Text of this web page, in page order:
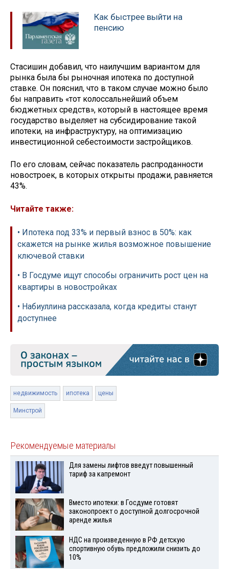
Как быстрее выйти на
пенсию
Стасишин добавил, что наилучшим вариантом для
рынка была бы рыночная ипотека по доступной
ставке. Он пояснил, что в таком случае можно было
бы направить «тот колоссальнейший объем
бюджетных средств», который в настоящее время
государство выделяет на субсидирование такой
ипотеки, на инфраструктуру, на оптимизацию
инвестиционной себестоимости застройщиков.
По его словам, сейчас показатель распроданности
новостроек, в которых открыты продажи, равняется
43%.
Читайте также:
• Ипотека под 33% и первый взнос в 50%: как
скажется на рынке жилья возможное повышение
ключевой ставки
• В Госдуме ищут способы ограничить рост цен на
квартиры в новостройках
• Набиуллина рассказала, когда кредиты станут
доступнее
недвижимость ипотека цены
Минстрой
Рекомендуемые материалы
Для замены лифтов введут повышенный
тариф за капремонт
Вместо ипотеки: в Госдуме готовят
законопроект о доступной долгосрочной
аренде жилья
НДС на произведенную в РФ детскую
спортивную обувь предложили снизить до
10%